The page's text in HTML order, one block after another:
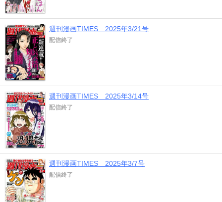
週刊漫画TIMES 2025年3/21号
配信終了
週刊漫画TIMES 2025年3/14号
配信終了
週刊漫画TIMES 2025年3/7号
配信終了